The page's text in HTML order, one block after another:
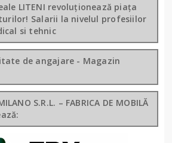
LITENI revoluționează piața
Salarii la nivelul profesiilor
si tehnic
de angajare - Magazin
S.R.L. – FABRICA DE MOBILĂ